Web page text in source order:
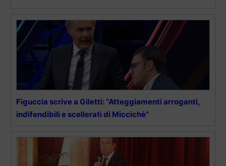
Figuccia scrive a Giletti: “Atteggiamenti arroganti,
indifendibili e scellerati di Miccichè”